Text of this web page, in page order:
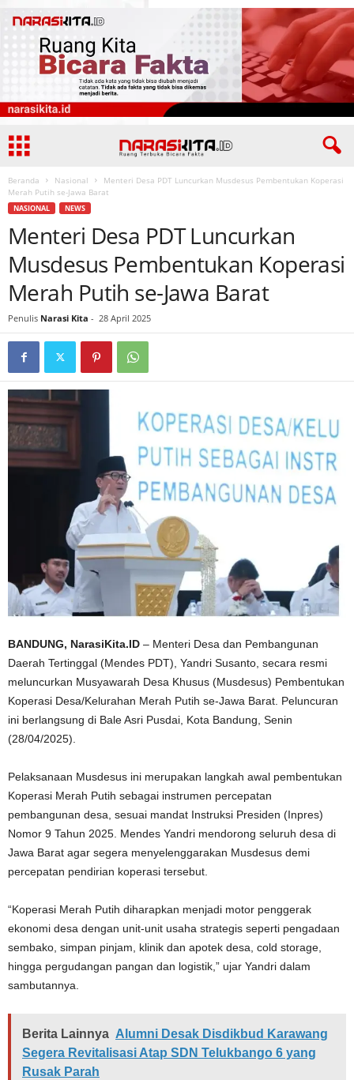
Beranda Nasional
Menteri Desa PDT Luncurkan Musdesus Pembentukan Koperasi
Merah Putih se-Jawa Barat
NASIONAL NEWS
Menteri Desa PDT Luncurkan
Musdesus Pembentukan Koperasi
Merah Putih se-Jawa Barat
Penulis Narasi Kita - 28 April 2025
BANDUNG, NarasiKita.ID – Menteri Desa dan Pembangunan
Daerah Tertinggal (Mendes PDT), Yandri Susanto, secara resmi
meluncurkan Musyawarah Desa Khusus (Musdesus) Pembentukan
Koperasi Desa/Kelurahan Merah Putih se-Jawa Barat. Peluncuran
ini berlangsung di Bale Asri Pusdai, Kota Bandung, Senin
(28/04/2025).
Pelaksanaan Musdesus ini merupakan langkah awal pembentukan
Koperasi Merah Putih sebagai instrumen percepatan
pembangunan desa, sesuai mandat Instruksi Presiden (Inpres)
Nomor 9 Tahun 2025. Mendes Yandri mendorong seluruh desa di
Jawa Barat agar segera menyelenggarakan Musdesus demi
percepatan pendirian koperasi tersebut.
“Koperasi Merah Putih diharapkan menjadi motor penggerak
ekonomi desa dengan unit-unit usaha strategis seperti pengadaan
sembako, simpan pinjam, klinik dan apotek desa, cold storage,
hingga pergudangan pangan dan logistik,” ujar Yandri dalam
sambutannya.
Berita Lainnya Alumni Desak Disdikbud Karawang
Segera Revitalisasi Atap SDN Telukbango 6 yang
Rusak Parah